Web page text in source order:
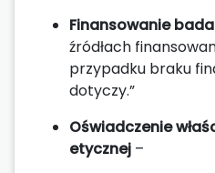
Finansowanie
źródłach
przypadku braku
dotyczy.”
Oświadczenie
etycznej –